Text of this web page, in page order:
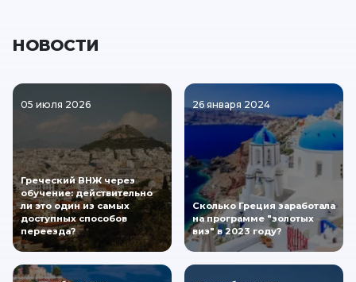
НОВОСТИ
05 июля 2026
Греческий ВНЖ через
обучение: действительно
ли это один из самых
доступных способов
переезда?
26 января 2024
Сколько Греция заработала
на программе "золотых
виз" в 2023 году?